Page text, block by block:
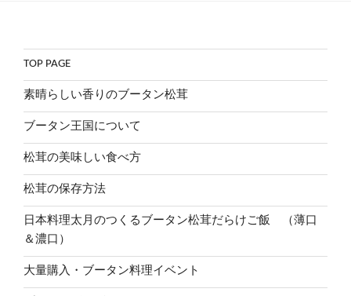
TOP PAGE
素晴らしい香りのブータン松茸
ブータン王国について
松茸の美味しい食べ方
松茸の保存方法
日本料理太月のつくるブータン松茸だらけご飯 （薄口
＆濃口）
大量購入・ブータン料理イベント